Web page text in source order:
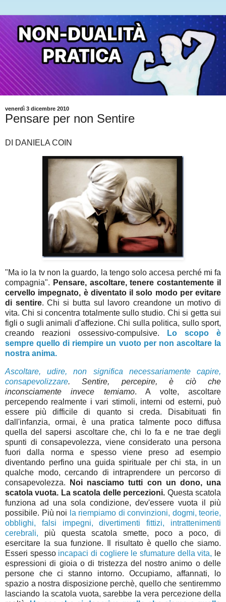
venerdì 3 dicembre 2010
Pensare per non Sentire
DI DANIELA COIN
"Ma io la tv non la guardo, la tengo solo accesa perché mi fa
compagnia". Pensare, ascoltare, tenere costantemente il
cervello impegnato, è diventato il solo modo per evitare
di sentire. Chi si butta sul lavoro creandone un motivo di
vita. Chi si concentra totalmente sullo studio. Chi si getta sui
figli o sugli animali d'affezione. Chi sulla politica, sullo sport,
creando reazioni ossessivo-compulsive.
Lo scopo è
sempre quello di riempire un vuoto per non ascoltare la
nostra anima.
Ascoltare, udire, non significa necessariamente capire,
consapevolizzare. Sentire, percepire, è ciò che
inconsciamente invece temiamo. A volte, ascoltare
percependo realmente i vari stimoli, interni od esterni, può
essere più difficile di quanto si creda. Disabituati fin
dall'infanzia, ormai, è una pratica talmente poco diffusa
quella del sapersi ascoltare che, chi lo fa e ne trae degli
spunti di consapevolezza, viene considerato una persona
fuori dalla norma e spesso viene preso ad esempio
diventando perfino una guida spirituale per chi sta, in un
qualche modo, cercando di intraprendere un percorso di
consapevolezza.
Noi nasciamo tutti con un dono, una
scatola vuota. La scatola delle percezioni. Questa scatola
funziona ad una sola condizione, dev'essere vuota il più
possibile. Più noi la riempiamo di convinzioni, dogmi, teorie,
obblighi, falsi impegni, divertimenti fittizi, intrattenimenti
cerebrali, più questa scatola smette, poco a poco, di
esercitare la sua funzione. Il risultato è quello che siamo.
Esseri spesso incapaci di cogliere le sfumature della vita, le
espressioni di gioia o di tristezza del nostro animo o delle
persone che ci stanno intorno. Occupiamo, affannati, lo
spazio a nostra disposizione perchè, quello che sentiremmo
lasciando la scatola vuota, sarebbe la vera percezione della